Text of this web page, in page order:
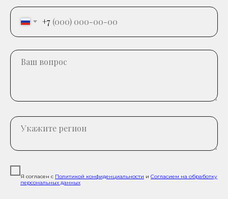
+7
Я согласен с Политикой конфиденциальности и Согласием на обработку
персональных данных